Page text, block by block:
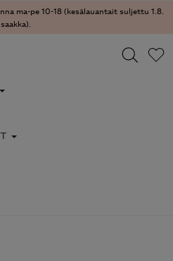
ma-pe 10-18 (kesälauantait suljettu 1.8.
saakka).
results.